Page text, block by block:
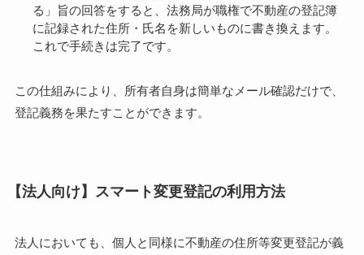
る」旨の回答をすると、法務局が職権で不動産の登記簿
に記録された住所・氏名を新しいものに書き換えます。
これで手続きは完了です。
この仕組みにより、所有者自身は簡単なメール確認だけで、
登記義務を果たすことができます。
【法人向け】スマート変更登記の利用方法
法人においても、個人と同様に不動産の住所等変更登記が義